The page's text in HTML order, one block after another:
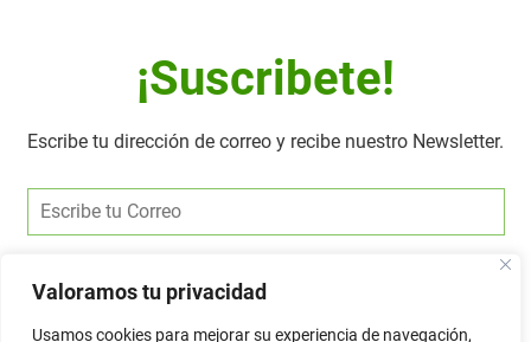
Valoramos tu privacidad
Usamos cookies para mejorar su experiencia de navegación,
¡Suscribete!
Escribe tu dirección de correo y recibe nuestro Newsletter.